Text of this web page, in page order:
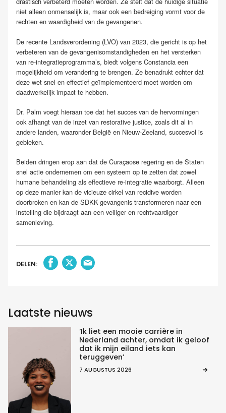
niet alleen onmenselijk is, maar ook een bedreiging vormt voor de
rechten en waardigheid van de gevangenen.
De recente Landsverordening (LVO) van 2023, die gericht is op het
verbeteren van de gevangenisomstandigheden en het versterken
van re-integratieprogramma’s, biedt volgens Constancia een
mogelijkheid om verandering te brengen. Ze benadrukt echter dat
deze wet snel en effectief geïmplementeerd moet worden om
daadwerkelijk impact te hebben.
Dr. Palm voegt hieraan toe dat het succes van de hervormingen
ook afhangt van de inzet van restorative justice, zoals dit al in
andere landen, waaronder België en Nieuw-Zeeland, succesvol is
gebleken.
Beiden dringen erop aan dat de Curaçaose regering en de Staten
snel actie ondernemen om een systeem op te zetten dat zowel
humane behandeling als effectieve re-integratie waarborgt. Alleen
op deze manier kan de vicieuze cirkel van recidive worden
doorbroken en kan de SDKK-gevangenis transformeren naar een
instelling die bijdraagt aan een veiliger en rechtvaardiger
samenleving.
DELEN:
Laatste nieuws
‘Ik liet een mooie carrière in
Nederland achter, omdat ik geloof
dat ik mijn eiland iets kan
teruggeven’
7 AUGUSTUS 2026